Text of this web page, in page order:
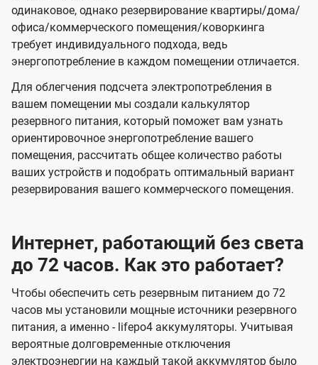
одинаковое, однако резервирование квартиры/дома/
офиса/коммерческого помещения/коворкинга
требует индивидуального подхода, ведь
энергопотребление в каждом помещении отличается.
Для облегчения подсчета электропотребления в
вашем помещении мы создали калькулятор
резервного питания, который поможет вам узнать
ориентировочное энергопотребление вашего
помещения, рассчитать общее количество работы
ваших устройств и подобрать оптимальный вариант
резервирования вашего коммерческого помещения.
Интернет, работающий без света
до 72 часов. Как это работает?
Чтобы обеспечить сеть резервным питанием до 72
часов мы установили мощные источники резервного
питания, а именно - lifepo4 аккумуляторы. Учитывая
вероятные долговременные отключения
электроэнергии на каждый такой аккумулятор было